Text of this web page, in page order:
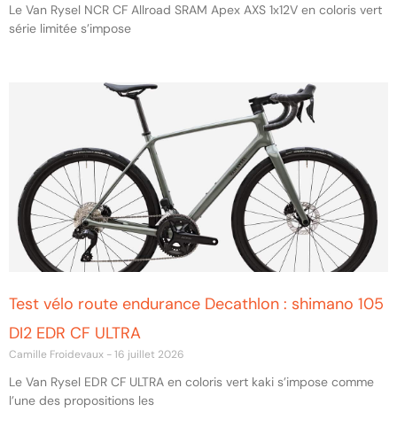
Le Van Rysel NCR CF Allroad SRAM Apex AXS 1x12V en coloris vert
série limitée s’impose
Test vélo route endurance Decathlon : shimano 105
DI2 EDR CF ULTRA
Camille Froidevaux 16 juillet 2026
Le Van Rysel EDR CF ULTRA en coloris vert kaki s’impose comme
l’une des propositions les